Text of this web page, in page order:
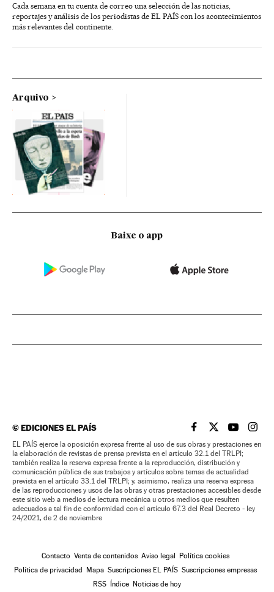
Cada semana en tu cuenta de correo una selección de las noticias,
reportajes y análisis de los periodistas de EL PAÍS con los acontecimientos
más relevantes del continente.
Arquivo
Baixe o app
©EDICIONES EL PAÍS EL PAÍS BRASIL EN
EL PAÍSEL PAÍS
EL
EL PAÍS ejerce la oposición expresa frente al uso de sus obras y prestaciones en
la elaboración de revistas de prensa prevista en el artículo 32.1 del TRLPI;
también realiza la reserva expresa frente a la reproducción, distribución y
comunicación pública de sus trabajos y artículos sobre temas de actualidad
prevista en el artículo 33.1 del TRLPI; y, asimismo, realiza una reserva expresa
de las reproducciones y usos de las obras y otras prestaciones accesibles desde
este sitio web a medios de lectura mecánica u otros medios que resulten
adecuados a tal fin de conformidad con el artículo 67.3 del Real Decreto - ley
24/2021, de 2 de noviembre
Contacto Venta de contenidos Aviso legal
Política cookies
Política de privacidad
Mapa Suscripciones EL PAÍS Suscripciones empresas
RSS
Índice Noticias de hoy